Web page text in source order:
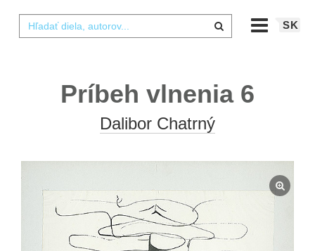
SK
Príbeh vlnenia 6
Dalibor Chatrný